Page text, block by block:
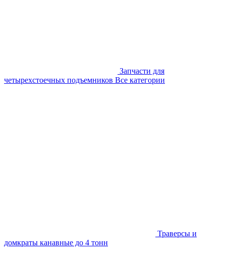
Запчасти для
четырехстоечных подъемников Все категории
Траверсы и
домкраты канавные до 4 тонн